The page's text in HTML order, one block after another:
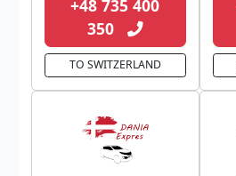
+48 735 400
350
TO SWITZERLAND